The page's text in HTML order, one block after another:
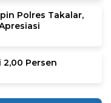
Polres Takalar,
2,00 Persen